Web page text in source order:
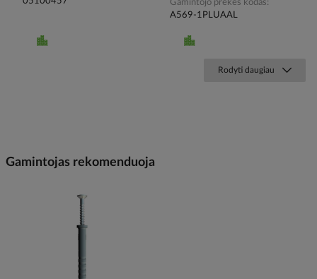
Gamintojo prekės kodas
A569-1PLUAAL
Rodyti daugiau
Gamintojas rekomenduoja